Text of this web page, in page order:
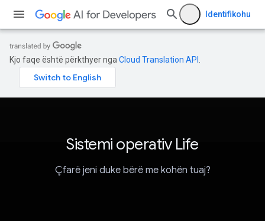
Identifikohu
Kjo faqe është përkthyer nga Cloud Translation API
Sistemi operativ Life
Çfarë jeni duke bërë me kohën tuaj?